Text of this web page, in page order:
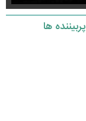
پربیننده ها